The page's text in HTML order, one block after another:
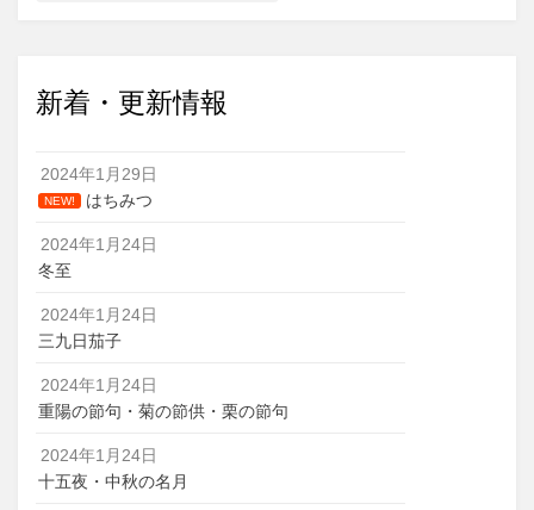
新着・更新情報
2024年1月29日
NEW! はちみつ
2024年1月24日
冬至
2024年1月24日
三九日茄子
2024年1月24日
重陽の節句・菊の節供・栗の節句
2024年1月24日
十五夜・中秋の名月